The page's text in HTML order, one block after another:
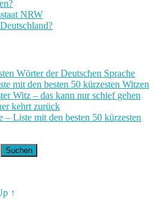
NRW
Wörter der Deutschen Sprache
mit den besten 50 kürzesten Witzen
Witz – das kann nur schief gehen
kehrt zurück
– Liste mit den besten 50 kürzesten
↑